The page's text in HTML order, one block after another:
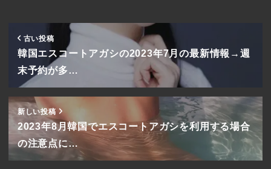
古い投稿
韓国エスコートアガシの2023年7月の最新情報→週
末予約が多…
新しい投稿
2023年8月韓国でエスコートアガシを利用する場合
の注意点に…